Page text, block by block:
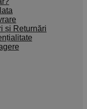
și Returnări